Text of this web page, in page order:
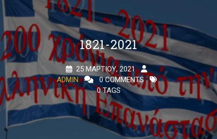
1821-2021
25 ΜΑΡΤΊΟΥ, 2021
ADMIN
0 COMMENTS
0 TAGS